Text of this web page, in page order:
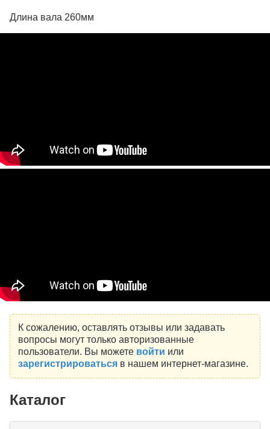
Длина вала 260мм
К сожалению, оставлять отзывы или задавать
вопросы могут только авторизованные
пользователи. Вы можете войти или
зарегистрироватьсяв нашем интернет-магазине.
Каталог